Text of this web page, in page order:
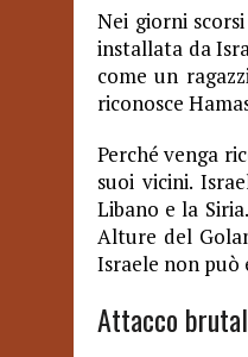
Nei giorni
installata da
come un
riconosce
Perché venga
suoi vicini.
Libano e la
Alture del
Israele non può
Attacco